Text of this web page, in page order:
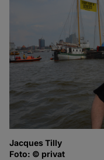
Jacques Tilly
Foto: © privat